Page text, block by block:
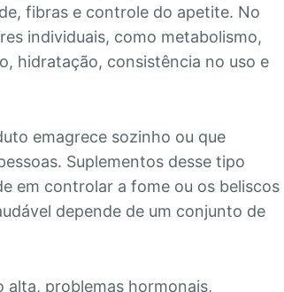
fibras e controle do apetite. No
individuais, como metabolismo,
hidratação, consistência no uso e
emagrece sozinho ou que
Suplementos desse tipo
em controlar a fome ou os beliscos
depende de um conjunto de
alta, problemas hormonais,